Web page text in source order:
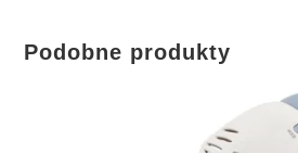
Podobne produkty